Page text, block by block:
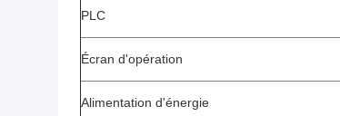
PLC
Écran d'opération
Alimentation d'énergie